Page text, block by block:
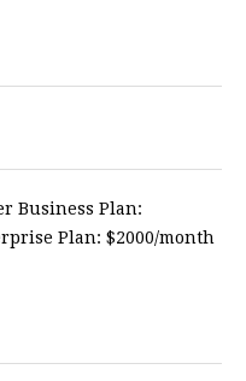
Business Plan:
Plan: $2000/month